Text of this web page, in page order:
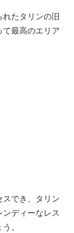
たタリンの旧
最高のエリア
でき、タリン
ディーなレス
。